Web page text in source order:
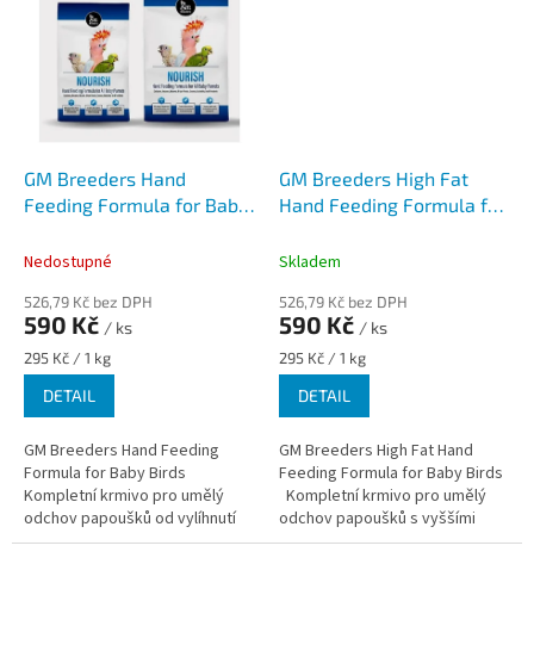
GM Breeders Hand
Feeding Formula for Baby
Nedostupné
526,79 Kč bez DPH
590 Kč / ks
Měrná
cena:
295 Kč / 1 kg
DETAIL
GM Breeders Hand Feeding
Formula for Baby Birds
Kompletní krmivo pro umělý
odchov papoušků od vylíhnutí
až do odstavu.
GM Breeders High Fat
Hand Feeding Formula for
Skladem
526,79 Kč bez DPH
590 Kč / ks
Měrná
cena:
295 Kč / 1 kg
DETAIL
GM Breeders High Fat Hand
Feeding Formula for Baby Birds
Kompletní krmivo pro umělý
odchov papoušků s vyššími
energetickými nároky (ara,